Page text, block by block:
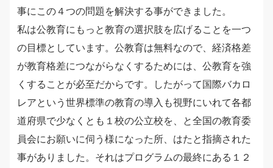
事にこの４つの問題を解決する事ができました。
私は公教育にもっと教育の選択肢を広げることを一つ
の目標としています。公教育は無料なので、経済格差
が教育格差につながらなくするためには、公教育を強
くすることが必至だからです。したがって国際バカロ
レアという世界標準の教育の導入も視野にいれて各都
道府県で少なくとも１校の公立校を、と全国の教育委
員会にお願いに伺う様になった所、はたと指摘された
事がありました。それはプログラムの最終にある１２